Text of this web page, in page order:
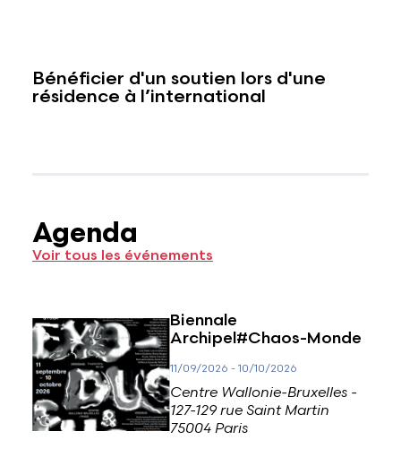
Bénéficier d'un soutien lors d'une
résidence à l’international
Agenda
Voir tous les événements
Biennale
Archipel#Chaos-Monde
11/09/2026 -10/10/2026
Centre Wallonie-Bruxelles -
127-129 rue Saint Martin
75004 Paris